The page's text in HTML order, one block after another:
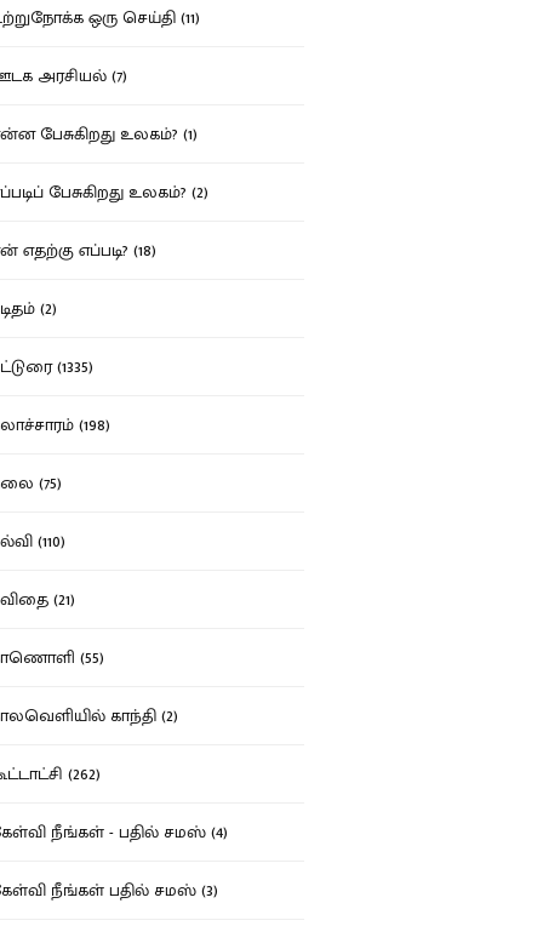
ஒரு செய்தி (11)
அரசியல் (7)
பேசுகிறது உலகம்? (1)
பேசுகிறது உலகம்? (2)
எதற்கு எப்படி? (18)
(2)
(1335)
(198)
(75)
(110)
(21)
(55)
காந்தி (2)
(262)
நீங்கள் - பதில் சமஸ் (4)
நீங்கள் பதில் சமஸ் (3)